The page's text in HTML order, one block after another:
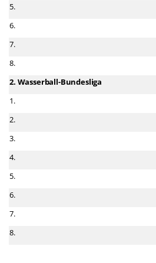
5.
6.
7.
8.
2. Wasserball-Bundesliga
1.
2.
3.
4.
5.
6.
7.
8.